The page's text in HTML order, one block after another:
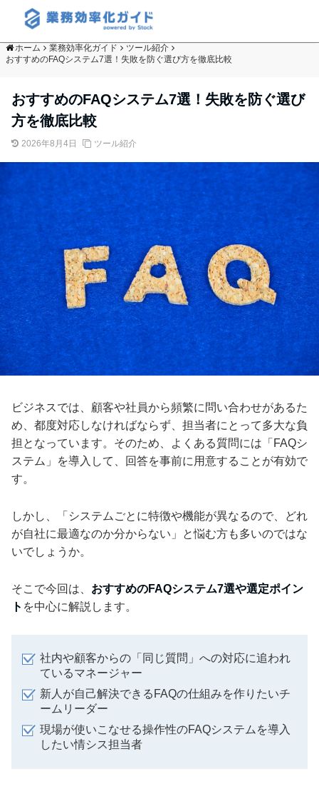
ホーム 業務効率化ガイド
ツール紹介
おすすめのFAQシステム7選！失敗を防ぐ選び方を徹底比較
おすすめのFAQシステム7選！失敗を防ぐ選び
方を徹底比較
2026年8月4日 ツール紹介
ビジネスでは、顧客や社員から頻繁に問い合わせがあるた
め、都度対応しなければならず、担当者にとって多大な負
担となっています。そのため、よくある質問には「FAQシ
ステム」を導入して、回答を事前に用意することが有効で
す。
しかし、「システムごとに特徴や機能が異なるので、どれ
が自社に最適なのか分からない」と悩む方も多いのではな
いでしょうか。
そこで今回は、 おすすめのFAQシステム7選や選定ポイン
ト を中心に解説します。
社内や顧客からの「同じ質問」への対応に追われ
ているマネージャー
新人が自己解決できるFAQの仕組みを作りたいチ
ームリーダー
現場が使いこなせる操作性のFAQシステムを導入
したい情シス担当者